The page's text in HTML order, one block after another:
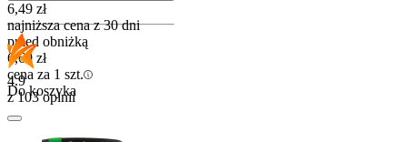
6,49 zł
najniższa cena z 30 dni
przed obniżką
6,69 zł
cena za 1 szt.
Do koszyka
4.9
z 103 opinii